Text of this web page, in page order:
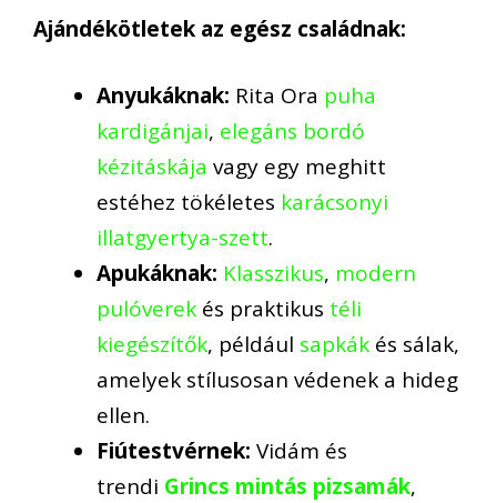
Ajándékötletek az egész családnak:
Anyukáknak: Rita Ora puha
kardigánjai, elegáns bordó
kézitáskája vagy egy meghitt
estéhez tökéletes karácsonyi
illatgyertya-szett.
Apukáknak: Klasszikus, modern
pulóverek és praktikus téli
kiegészítők, például sapkák és sálak,
amelyek stílusosan védenek a hideg
ellen.
Fiútestvérnek: Vidám és
trendi Grincs mintás pizsamák,